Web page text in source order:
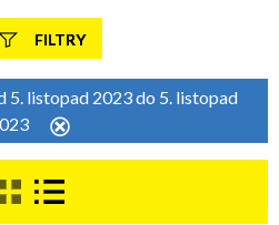
FILTRY
5. listopad 2023 do 5. listopad
ten
filtr